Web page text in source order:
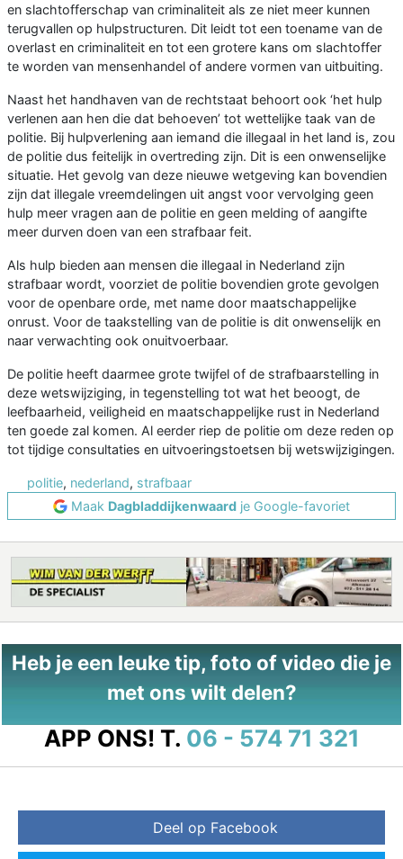
en slachtofferschap van criminaliteit als ze niet meer kunnen
terugvallen op hulpstructuren. Dit leidt tot een toename van de
overlast en criminaliteit en tot een grotere kans om slachtoffer
te worden van mensenhandel of andere vormen van uitbuiting.
Naast het handhaven van de rechtstaat behoort ook ‘het hulp
verlenen aan hen die dat behoeven’ tot wettelijke taak van de
politie. Bij hulpverlening aan iemand die illegaal in het land is, zou
de politie dus feitelijk in overtreding zijn. Dit is een onwenselijke
situatie. Het gevolg van deze nieuwe wetgeving kan bovendien
zijn dat illegale vreemdelingen uit angst voor vervolging geen
hulp meer vragen aan de politie en geen melding of aangifte
meer durven doen van een strafbaar feit.
Als hulp bieden aan mensen die illegaal in Nederland zijn
strafbaar wordt, voorziet de politie bovendien grote gevolgen
voor de openbare orde, met name door maatschappelijke
onrust. Voor de taakstelling van de politie is dit onwenselijk en
naar verwachting ook onuitvoerbaar.
De politie heeft daarmee grote twijfel of de strafbaarstelling in
deze wetswijziging, in tegenstelling tot wat het beoogt, de
leefbaarheid, veiligheid en maatschappelijke rust in Nederland
ten goede zal komen. Al eerder riep de politie om deze reden op
tot tijdige consultaties en uitvoeringstoetsen bij wetswijzigingen.
politie, nederland, strafbaar
Maak Dagbladdijkenwaard je Google-favoriet
Heb je een leuke tip, foto of video die je
met ons wilt delen?
APP ONS! T. 06 - 574 71 321
Deel op Facebook